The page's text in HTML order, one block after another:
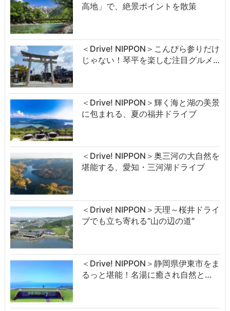
高地」で、絶景ポイントを散策
＜Drive! NIPPON＞こんぴら参りだけ
じゃない！琴平を楽しむ注目グルメ…
＜Drive! NIPPON＞輝く海と湖の美景
に包まれる、夏の福井ドライブ
＜Drive! NIPPON＞奥三河の大自然を
堪能する、愛知・三河湖ドライブ
＜Drive! NIPPON＞天理～桜井ドライ
ブでも立ち寄れる“山の辺の道”
＜Drive! NIPPON＞静岡県伊東市をま
るっと堪能！名湯に癒され自然と…